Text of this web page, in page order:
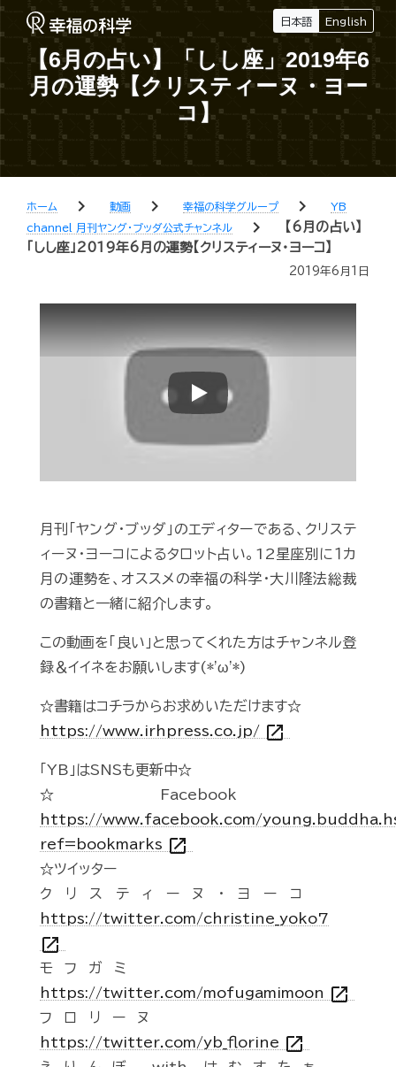
日本語 English
【6月の占い】「しし座」2019年6
月の運勢【クリスティーヌ・ヨー
コ】
ホーム chevron_right 動画 chevron_right 幸福の科学グループ chevron_right
YB
channel 月刊ヤング・ブッダ公式チャンネル
chevron_right
【6月の占い】
「しし座」2019年6月の運勢【クリスティーヌ・ヨーコ】
2019年6月1日
Play
月刊「ヤング・ブッダ」のエディターである、クリステ
ィーヌ・ヨーコによるタロット占い。12星座別に１カ
月の運勢を、オススメの幸福の科学・大川隆法総裁
の書籍と一緒に紹介します。
この動画を「良い」と思ってくれた方はチャンネル登
録＆イイネをお願いします(*'ω'*)
☆書籍はコチラからお求めいただけます☆
https://www.irhpress.co.jp/ open_in_new
「YB」はSNSも更新中☆
☆Facebook
https://www.facebook.com/
ref=bookmarks open_in_new
☆ツイッター
クリスティーヌ・ヨーコ
https://twitter.com/christine_yoko7
open_in_new
モフガミ
https://twitter.com/mofugamimoon open_in_new
フロリーヌ
https://twitter.com/yb_florine open_in_new